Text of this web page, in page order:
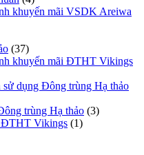
khuyến mãi VSDK Areiwa
(37)
khuyến mãi ĐTHT Vikings
sử dụng Đông trùng Hạ thảo
trùng Hạ thảo (3)
ĐTHT Vikings (1)